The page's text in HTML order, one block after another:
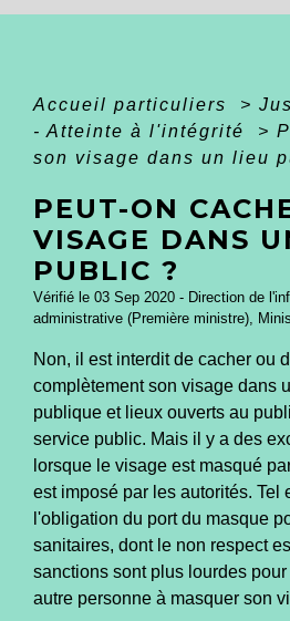
Accueil particuliers >
- Atteinte à l'intégrité
>
son visage dans un lieu
PEUT-ON
VISAGE DANS
PUBLIC ?
Vérifié le 03 Sep 2020 - Direction de
administrative (Première ministre),
Non, il est interdit de cacher ou
complètement son visage dans
publique et lieux ouverts au
service public. Mais il y a des
lorsque le visage est masqué
est imposé par les autorités. Tel
l'obligation du port du masque
sanitaires, dont le non respect
sanctions sont plus lourdes
autre personne à masquer son